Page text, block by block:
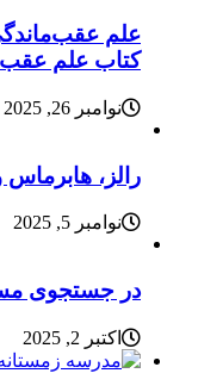
علم
کتاب علم
نوامبر 26, 2025
رالز، هابرماس
نوامبر 5, 2025
در جستجوی
اکتبر 2, 2025